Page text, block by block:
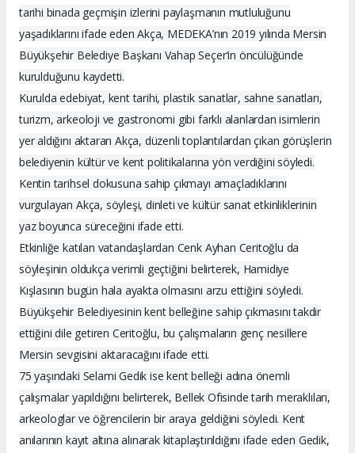
tarihi binada geçmişin izlerini paylaşmanın mutluluğunu
yaşadıklarını ifade eden Akça, MEDEKA’nın 2019 yılında Mersin
Büyükşehir Belediye Başkanı Vahap Seçer’in öncülüğünde
kurulduğunu kaydetti.
Kurulda edebiyat, kent tarihi, plastik sanatlar, sahne sanatları,
turizm, arkeoloji ve gastronomi gibi farklı alanlardan isimlerin
yer aldığını aktaran Akça, düzenli toplantılardan çıkan görüşlerin
belediyenin kültür ve kent politikalarına yön verdiğini söyledi.
Kentin tarihsel dokusuna sahip çıkmayı amaçladıklarını
vurgulayan Akça, söyleşi, dinleti ve kültür sanat etkinliklerinin
yaz boyunca süreceğini ifade etti.
Etkinliğe katılan vatandaşlardan Cenk Ayhan Ceritoğlu da
söyleşinin oldukça verimli geçtiğini belirterek, Hamidiye
Kışlasının bugün hala ayakta olmasını arzu ettiğini söyledi.
Büyükşehir Belediyesinin kent belleğine sahip çıkmasını takdir
ettiğini dile getiren Ceritoğlu, bu çalışmaların genç nesillere
Mersin sevgisini aktaracağını ifade etti.
75 yaşındaki Selami Gedik ise kent belleği adına önemli
çalışmalar yapıldığını belirterek, Bellek Ofisinde tarih meraklıları,
arkeologlar ve öğrencilerin bir araya geldiğini söyledi. Kent
anılarının kayıt altına alınarak kitaplaştırıldığını ifade eden Gedik,